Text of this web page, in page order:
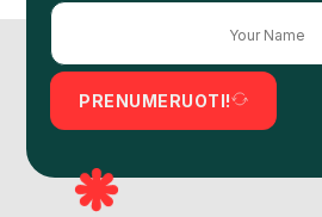
PRENUMERUOTI!